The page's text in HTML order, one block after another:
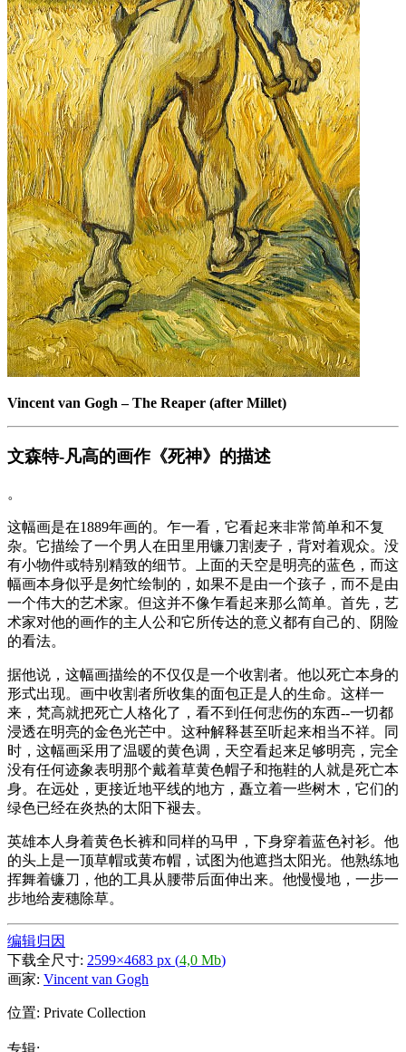
Vincent van Gogh –The Reaper (after Millet)
文森特-凡高的画作《死神》的描述
。
这幅画是在1889年画的。乍一看，它看起来非常简单和不复
杂。它描绘了一个男人在田里用镰刀割麦子，背对着观众。没
有小物件或特别精致的细节。上面的天空是明亮的蓝色，而这
幅画本身似乎是匆忙绘制的，如果不是由一个孩子，而不是由
一个伟大的艺术家。但这并不像乍看起来那么简单。首先，艺
术家对他的画作的主人公和它所传达的意义都有自己的、阴险
的看法。
据他说，这幅画描绘的不仅仅是一个收割者。他以死亡本身的
形式出现。画中收割者所收集的面包正是人的生命。这样一
来，梵高就把死亡人格化了，看不到任何悲伤的东西--一切都
浸透在明亮的金色光芒中。这种解释甚至听起来相当不祥。同
时，这幅画采用了温暖的黄色调，天空看起来足够明亮，完全
没有任何迹象表明那个戴着草黄色帽子和拖鞋的人就是死亡本
身。在远处，更接近地平线的地方，矗立着一些树木，它们的
绿色已经在炎热的太阳下褪去。
英雄本人身着黄色长裤和同样的马甲，下身穿着蓝色衬衫。他
的头上是一顶草帽或黄布帽，试图为他遮挡太阳光。他熟练地
挥舞着镰刀，他的工具从腰带后面伸出来。他慢慢地，一步一
步地给麦穗除草。
编辑归因
下载全尺寸: 2599×4683 px (4,0 Mb)
画家: Vincent van Gogh
位置: Private Collection